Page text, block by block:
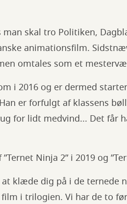
skal tro Politiken,
animationsfilm.
omtales som et
i 2016 og er dermed
er forfulgt af klassens
for lidt medvind... Det får
Ninja 2” i 2019 og
klæde dig på i de ternede
i trilogien. Vi har de to